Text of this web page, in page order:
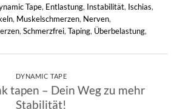
Tape, Entlastung, Instabilität, Ischias,
, Muskelschmerzen, Nerven,
, Schmerzfrei, Taping, Überbelastung,
DYNAMIC TAPE
tapen – Dein Weg zu mehr
Stabilität!